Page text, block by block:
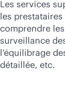
Les services
les
comprendre
surveillance
l’équilibrage
détaillée, etc.